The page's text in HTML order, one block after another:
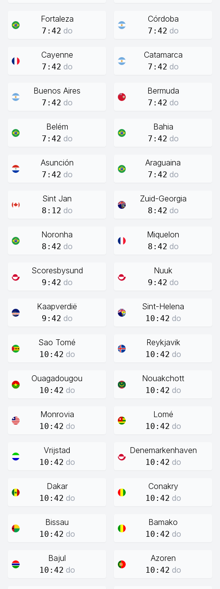
Fortaleza
7:42 do
Córdoba
7:42 do
Cayenne
7:42 do
Catamarca
7:42 do
Buenos Aires
7:42 do
Bermuda
7:42 do
Belém
7:42 do
Bahia
7:42 do
Asunción
7:42 do
Araguaina
7:42 do
Sint Jan
8:12 do
Zuid-Georgia
8:42 do
Noronha
8:42 do
Miquelon
8:42 do
Scoresbysund
9:42 do
Nuuk
9:42 do
Kaapverdië
9:42 do
Sint-Helena
10:42 do
Sao Tomé
10:42 do
Reykjavik
10:42 do
Ouagadougou
10:42 do
Nouakchott
10:42 do
Monrovia
10:42 do
Lomé
10:42 do
Vrijstad
10:42 do
Denemarkenhaven
10:42 do
Dakar
10:42 do
Conakry
10:42 do
Bissau
10:42 do
Bamako
10:42 do
Bajul
10:42 do
Azoren
10:42 do